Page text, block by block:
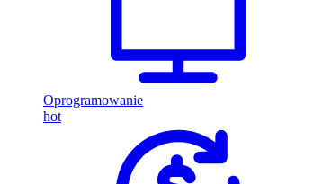
Oprogramowanie
hot